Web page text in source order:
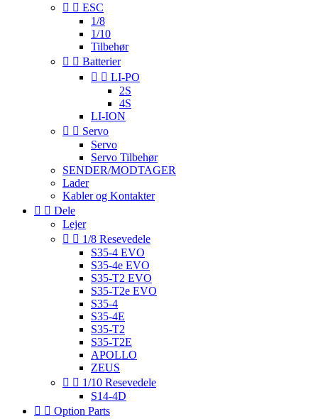
  ESC
1/8
1/10
Tilbehør
  Batterier
  LI-PO
2S
4S
LI-ION
  Servo
Servo
Servo Tilbehør
SENDER/MODTAGER
Lader
Kabler og Kontakter
  Dele
Lejer
  1/8 Resevedele
S35-4 EVO
S35-4e EVO
S35-T2 EVO
S35-T2e EVO
S35-4
S35-4E
S35-T2
S35-T2E
APOLLO
ZEUS
  1/10 Resevedele
S14-4D
  Option Parts